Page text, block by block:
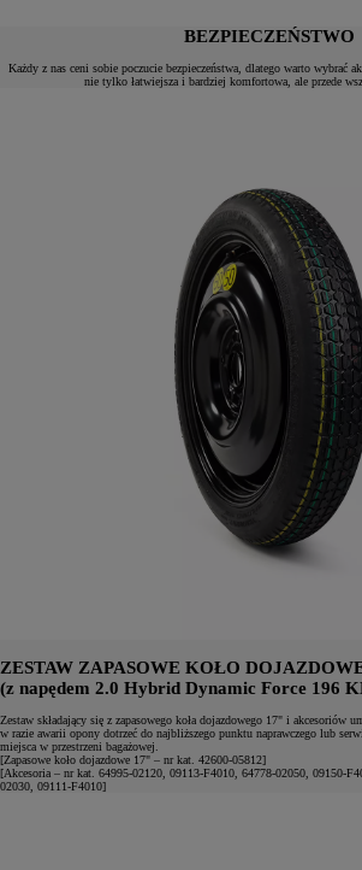
BEZPIECZEŃSTWO
Każdy z nas ceni sobie poczucie bezpieczeństwa, dlatego warto wybrać
nie tylko łatwiejsza i bardziej komfortowa, ale przede
ZESTAW ZAPASOWE KOŁO
(z napędem 2.0 Hybrid Dynamic Force 196
Zestaw składający się z zapasowego koła dojazdowego 17" i akcesoriów
w razie awarii opony dotrzeć do najbliższego punktu naprawczego lub
miejsca w przestrzeni bagażowej.
[Zapasowe koło dojazdowe 17" – nr kat. 42600-05812]
[Akcesoria – nr kat. 64995-02120, 09113-F4010, 64778-02050, 09150-
02030, 09111-F4010]